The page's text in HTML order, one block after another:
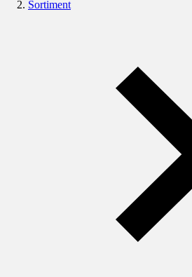
Sortiment